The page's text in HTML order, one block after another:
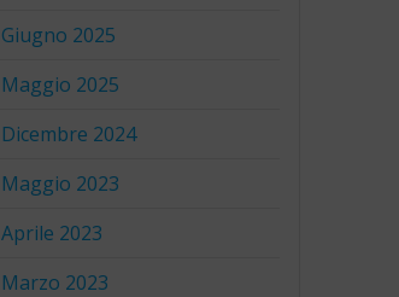
Giugno 2025
Maggio 2025
Dicembre 2024
Maggio 2023
Aprile 2023
Marzo 2023